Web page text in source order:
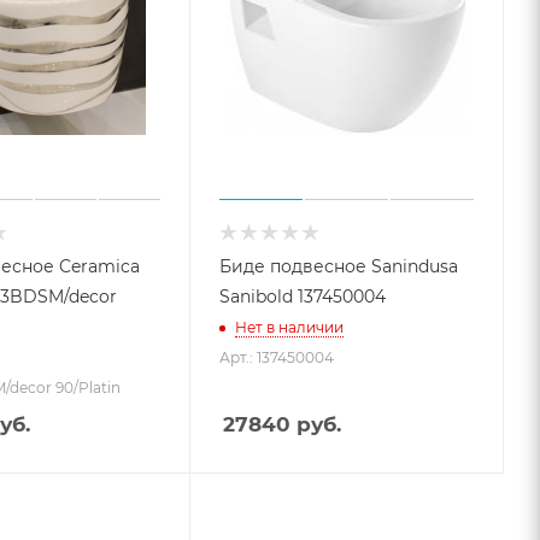
Ceramica
decor 90/Platin
Биде подвесное Sanindusa
Sanibold 137450004
Нет в наличии
Арт.: 137450004
27840 руб.